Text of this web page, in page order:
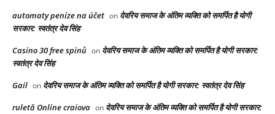
automaty peníze na účet on देवरिय समाज के अंतिम व्यक्ति को समर्पित है योगी
सरकार: स्वतंत्र देव सिंह
Casino 30 free spinů on देवरिय समाज के अंतिम व्यक्ति को समर्पित है योगी सरकार:
स्वतंत्र देव सिंह
Gail on देवरिय समाज के अंतिम व्यक्ति को समर्पित है योगी सरकार: स्वतंत्र देव सिंह
ruletă Online craiova on देवरिय समाज के अंतिम व्यक्ति को समर्पित है योगी सरकार: